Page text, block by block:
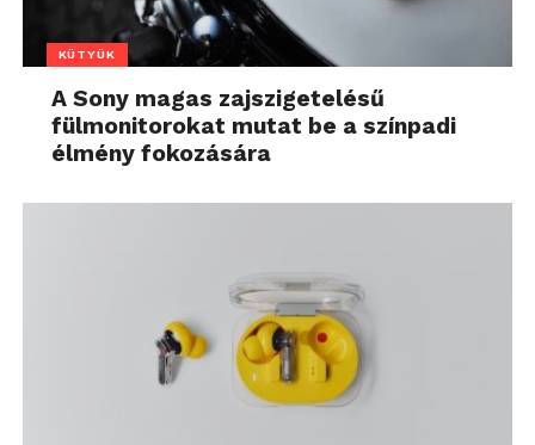
KÜTYÜK
A Sony magas zajszigetelésű
fülmonitorokat mutat be a színpadi
élmény fokozására